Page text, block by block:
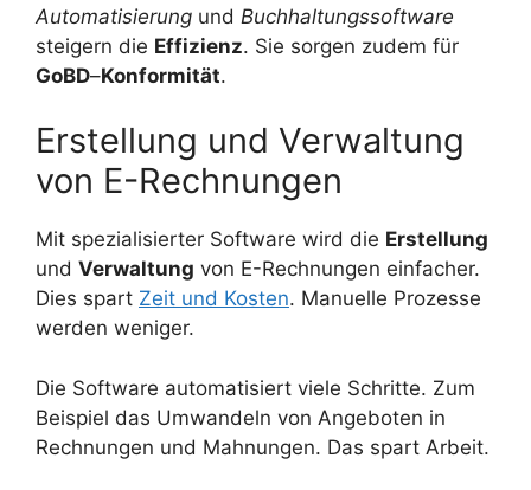
Automatisierung und Buchhaltungssoftware
steigern die Effizienz. Sie sorgen zudem für
GoBD–Konformität.
Erstellung und Verwaltung
von E-Rechnungen
Mit spezialisierter Software wird die Erstellung
und Verwaltung von E-Rechnungen einfacher.
Dies spart Zeit und Kosten. Manuelle Prozesse
werden weniger.
Die Software automatisiert viele Schritte. Zum
Beispiel das Umwandeln von Angeboten in
Rechnungen und Mahnungen. Das spart Arbeit.